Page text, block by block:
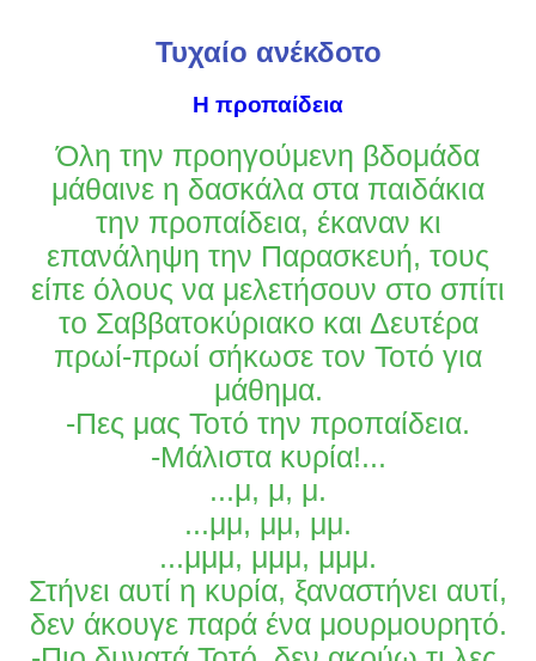
Τυχαίο ανέκδοτο
Η προπαίδεια
Όλη την προηγούμενη βδομάδα
μάθαινε η δασκάλα στα παιδάκια
την προπαίδεια, έκαναν κι
επανάληψη την Παρασκευή, τους
είπε όλους να μελετήσουν στο σπίτι
το Σαββατοκύριακο και Δευτέρα
πρωί-πρωί σήκωσε τον Τοτό για
μάθημα.
-Πες μας Τοτό την προπαίδεια.
-Μάλιστα κυρία!...
...μ, μ, μ.
...μμ, μμ, μμ.
...μμμ, μμμ, μμμ.
Στήνει αυτί η κυρία, ξαναστήνει αυτί,
δεν άκουγε παρά ένα μουρμουρητό.